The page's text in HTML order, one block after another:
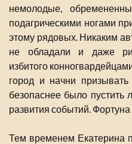
немолодые,
подагрическими ногами
этому рядовых. Никаким
не обладали и даже
избитого
город и начни
безопаснее было
развития событий.
Тем временем Екатерина